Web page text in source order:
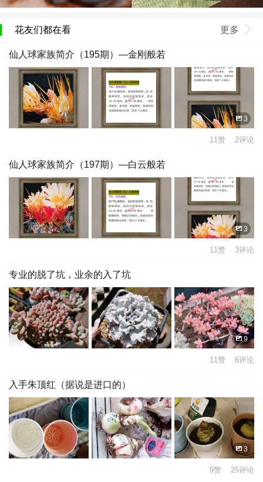
花友们都在看 更多
仙人球家族简介（195期）—金刚般若
3
11赞 2评论
仙人球家族简介（197期）—白云般若
3
11赞 3评论
专业的脱了坑，业余的入了坑
9
11赞 6评论
入手朱顶红（据说是进口的）
3
9赞 25评论